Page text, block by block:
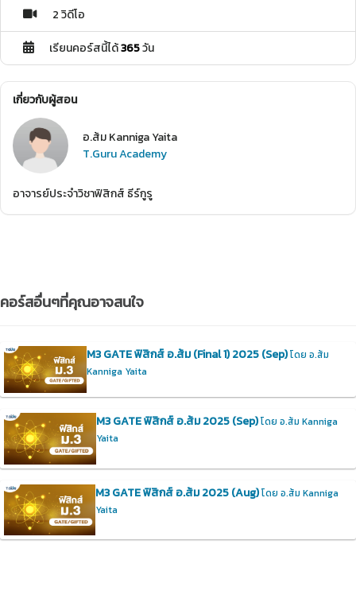
2 วิดีโอ
เรียนคอร์สนี้ได้365วัน
เกี่ยวกับผู้สอน
อ.ส้ม Kanniga Yaita
T.Guru Academy
อาจารย์ประจำวิชาฟิสิกส์ ธีร์กูรู
คอร์สอื่นๆที่คุณอาจสนใจ
M3 GATE ฟิสิกส์ อ.ส้ม (Final 1) 2025 (Sep)โดย อ.ส้ม
Kanniga Yaita
M3 GATE ฟิสิกส์ อ.ส้ม 2025 (Sep)โดย อ.ส้ม Kanniga
Yaita
M3 GATE ฟิสิกส์ อ.ส้ม 2025 (Aug)โดย อ.ส้ม Kanniga
Yaita